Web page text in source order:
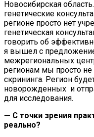
Новосибирская
генетические
регионе просто нет
генетическая
говорить об
я вышел с
межрегиональных
регионам мы просто
скрининга. Регион
новорожденных и
для исследования.
— С точки зрения
реально?